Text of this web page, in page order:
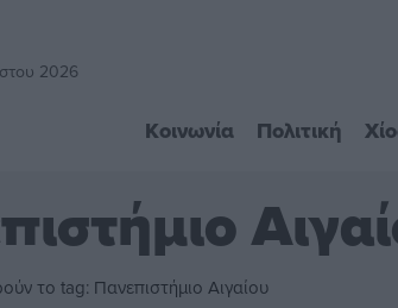
2026
Κοινωνία Πολιτική
το tag: Πανεπιστήμιο Αιγαίου